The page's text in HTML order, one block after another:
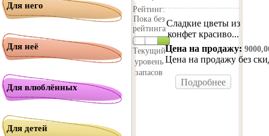
Для него
Для неё
Для влюблённых
Для детей
Рейтинг:
Пока без
рейтинга
Текущий
уровень
запасов
Сладкие цветы из
конфет красиво...
Цена на продажу:
Цена на продажу без
Подробнее